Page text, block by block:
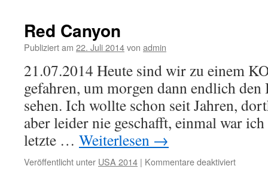
Red Canyon
Publiziert am 22. Juli 2014von admin
21.07.2014 Heute sind wir zu einem
gefahren, um morgen dann endlich
sehen. Ich wollte schon seit Jahren,
aber leider nie geschafft, einmal war
letzte … Weiterlesen →
Veröffentlicht unter USA 2014 | Kommentare deaktiviert